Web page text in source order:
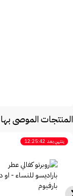
المنتجات الموصى بها
ينتهي بعد 12:25:42